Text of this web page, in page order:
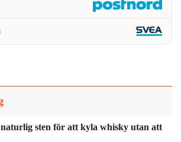
sten för att kyla whisky utan att